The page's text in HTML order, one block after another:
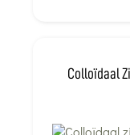
Colloïdaal